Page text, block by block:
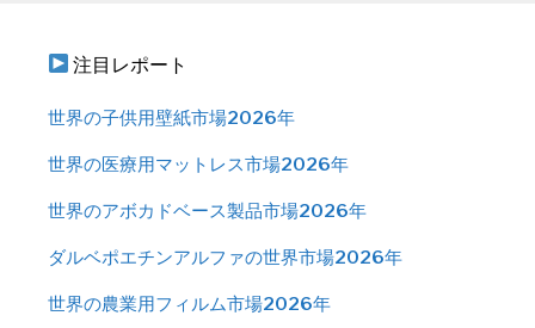
注目レポート
世界の子供用壁紙市場2026年
世界の医療用マットレス市場2026年
世界のアボカドベース製品市場2026年
ダルベポエチンアルファの世界市場2026年
世界の農業用フィルム市場2026年